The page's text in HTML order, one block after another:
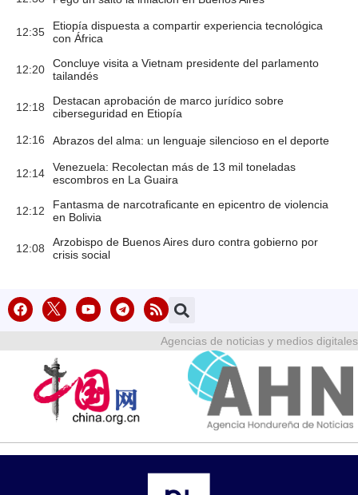
12:35
Etiopía dispuesta a compartir experiencia tecnológica
con África
12:20
Concluye visita a Vietnam presidente del parlamento
tailandés
12:18
Destacan aprobación de marco jurídico sobre
ciberseguridad en Etiopía
12:16 Abrazos del alma: un lenguaje silencioso en el deporte
12:14
Venezuela: Recolectan más de 13 mil toneladas
escombros en La Guaira
12:12
Fantasma de narcotraficante en epicentro de violencia
en Bolivia
12:08
Arzobispo de Buenos Aires duro contra gobierno por
crisis social
Agencias de noticias y medios digitales